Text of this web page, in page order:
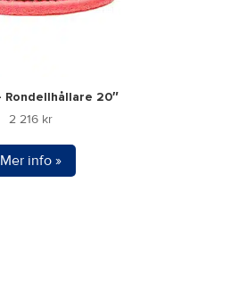
Rondellhållare 20″
2 216 kr
Mer info »